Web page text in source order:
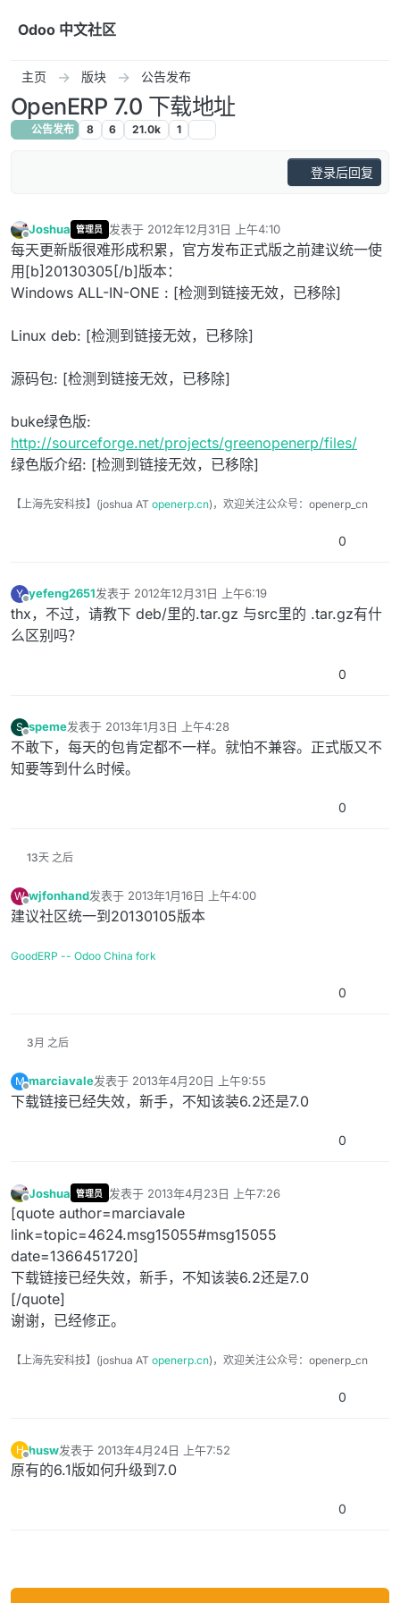
Odoo 中文社区
主页 版块 公告发布
OpenERP 7.0 下载地址
公告发布 8 6 21.0k 1
登录后回复
离线
Joshua 管理员 发表于 2012年12月31日 上午4:10
最后由 编辑
每天更新版很难形成积累，官方发布正式版之前建议统一使
用[b]20130305[/b]版本：
Windows ALL-IN-ONE : [检测到链接无效，已移除]
Linux deb: [检测到链接无效，已移除]
源码包: [检测到链接无效，已移除]
buke绿色版:
http://sourceforge.net/projects/greenopenerp/files/
绿色版介绍: [检测到链接无效，已移除]
【上海先安科技】(joshua AT openerp.cn)，欢迎关注公众号：openerp_cn
0
Y
离线
yefeng2651发表于 2012年12月31日 上午6:19
最后由 编辑
thx，不过，请教下 deb/里的.tar.gz 与src里的 .tar.gz有什
么区别吗？
0
S
离线
speme发表于 2013年1月3日 上午4:28
最后由 编辑
不敢下，每天的包肯定都不一样。就怕不兼容。正式版又不
知要等到什么时候。
0
13天 之后
W
离线
wjfonhand发表于 2013年1月16日 上午4:00
最后由 编辑
建议社区统一到20130105版本
GoodERP -- Odoo China fork
0
3月 之后
M
离线
marciavale发表于 2013年4月20日 上午9:55
最后由 编辑
下载链接已经失效，新手，不知该装6.2还是7.0
0
离线
Joshua 管理员 发表于 2013年4月23日 上午7:26
最后由 编辑
[quote author=marciavale
link=topic=4624.msg15055#msg15055
date=1366451720]
下载链接已经失效，新手，不知该装6.2还是7.0
[/quote]
谢谢，已经修正。
【上海先安科技】(joshua AT openerp.cn)，欢迎关注公众号：openerp_cn
0
H
离线
husw发表于 2013年4月24日 上午7:52
最后由 编辑
原有的6.1版如何升级到7.0
0